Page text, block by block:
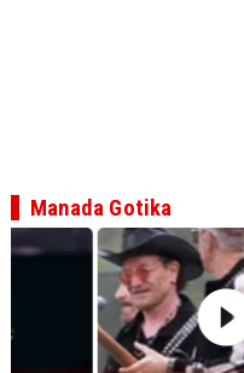
Manada Gotika